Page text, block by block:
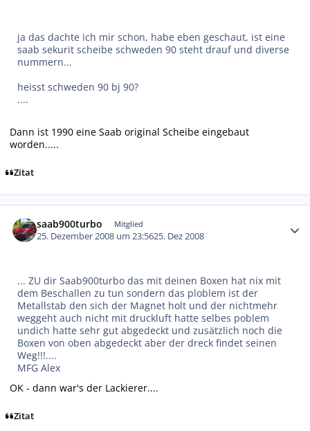
ja das dachte ich mir schon, habe eben geschaut, ist eine
saab sekurit scheibe schweden 90 steht drauf und diverse
nummern...
heisst schweden 90 bj 90?
....
Dann ist 1990 eine Saab original Scheibe eingebaut
worden.....
Zitat
saab900turbo Mitglied
25. Dezember 2008 um 23:5625. Dez 2008
... ZU dir Saab900turbo das mit deinen Boxen hat nix mit
dem Beschallen zu tun sondern das ploblem ist der
Metallstab den sich der Magnet holt und der nichtmehr
weggeht auch nicht mit druckluft hatte selbes poblem
undich hatte sehr gut abgedeckt und zusätzlich noch die
Boxen von oben abgedeckt aber der dreck findet seinen
Weg!!!....
MFG Alex
OK - dann war's der Lackierer....
Zitat